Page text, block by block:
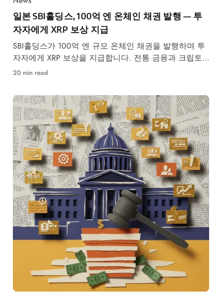
일본 SBI홀딩스, 100억 엔 온체인 채권 발행 — 투
자자에게 XRP 보상 지급
SBI홀딩스가 100억 엔 규모 온체인 채권을 발행하며 투
자자에게 XRP 보상을 지급합니다. 전통 금융과 크립토
의 융합이 본격화되고 있습니다.
20 min read